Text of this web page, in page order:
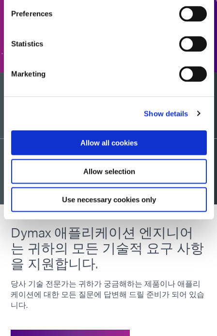
Preferences
Statistics
Marketing
Show details
Allow all cookies
Allow selection
Use necessary cookies only
Dymax 애플리케이션 엔지니어
는 귀하의 모든 기술적 요구 사항
을 지원합니다.
당사 기술 전문가는 귀하가 궁금해하는 제품이나 애플리
케이션에 대한 모든 질문에 답변해 드릴 준비가 되어 있습
니다.